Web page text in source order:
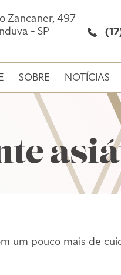
Zancaner, 497
- SP
SOBRE NOTÍCIAS
um pouco mais de